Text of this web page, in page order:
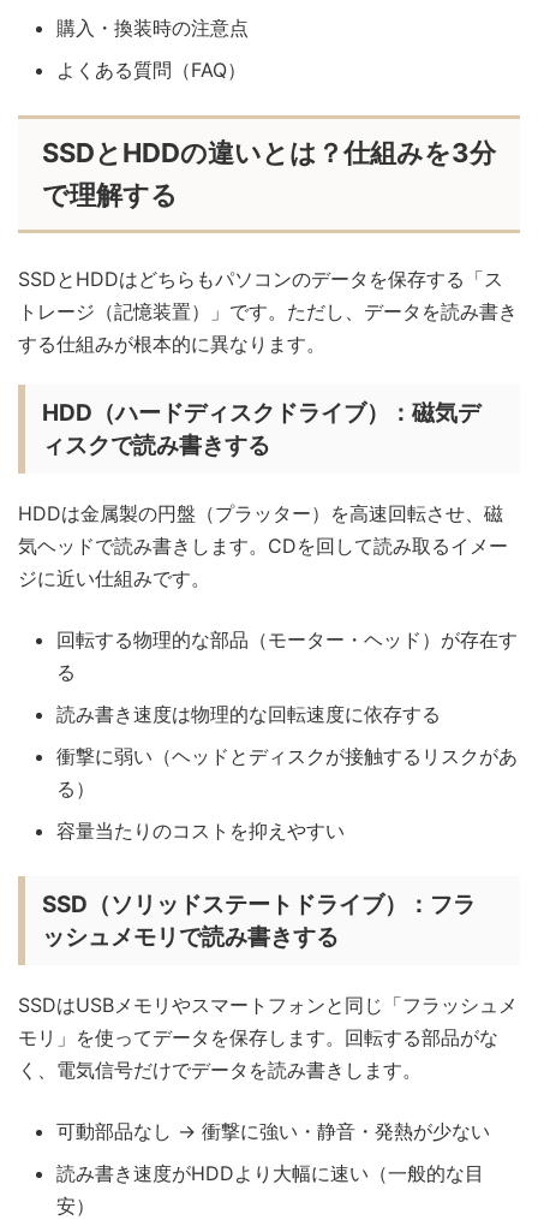
購入・換装時の注意点
よくある質問（FAQ）
SSDとHDDの違いとは？仕組みを3分
で理解する
SSDとHDDはどちらもパソコンのデータを保存する「ス
トレージ（記憶装置）」です。ただし、データを読み書き
する仕組みが根本的に異なります。
HDD（ハードディスクドライブ）：磁気デ
ィスクで読み書きする
HDDは金属製の円盤（プラッター）を高速回転させ、磁
気ヘッドで読み書きします。CDを回して読み取るイメー
ジに近い仕組みです。
回転する物理的な部品（モーター・ヘッド）が存在す
る
読み書き速度は物理的な回転速度に依存する
衝撃に弱い（ヘッドとディスクが接触するリスクがあ
る）
容量当たりのコストを抑えやすい
SSD（ソリッドステートドライブ）：フラ
ッシュメモリで読み書きする
SSDはUSBメモリやスマートフォンと同じ「フラッシュメ
モリ」を使ってデータを保存します。回転する部品がな
く、電気信号だけでデータを読み書きします。
可動部品なし → 衝撃に強い・静音・発熱が少ない
読み書き速度がHDDより大幅に速い（一般的な目
安）